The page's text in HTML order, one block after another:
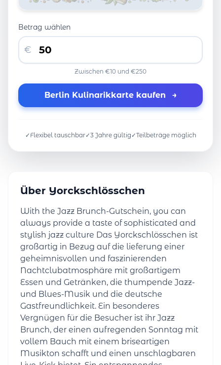
Betrag wählen
€
Zwischen €10 und €250
Berlin Kulinarikkarte kaufen →
✓ Flexibel tauschbar✓3 Jahre gültig ✓Teilbeträge möglich
Über Yorckschlösschen
With the Jazz Brunch-Gutschein, you can
always provide a taste of sophisticated and
stylish jazz culture Das Yorckschlösschen ist
großartig in Bezug auf die lieferung einer
geheimnisvollen und faszinierenden
Nachtclubatmosphäre mit großartigem
Essen und Getränken, die thumpende Jazz-
und Blues-Musik und die deutsche
Gastfreundlichkeit. Ein besonderes
Vergnügen für die Besucher ist ihr Jazz
Brunch, der einen aufregenden Sonntag mit
vollem Bauch mit einem briseartigen
Musikton schafft und einen unschlagbaren